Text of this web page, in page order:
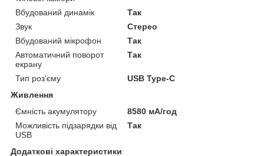
Вбудований динамік
Так
Звук
Стерео
Вбудований мікрофон
Так
Автоматичний поворот
екрану
Так
Тип роз'єму
USB Type-C
Живлення
Ємність акумулятору
8580 мА/год
Можливість підзарядки від
USB
Так
Додаткові характеристики